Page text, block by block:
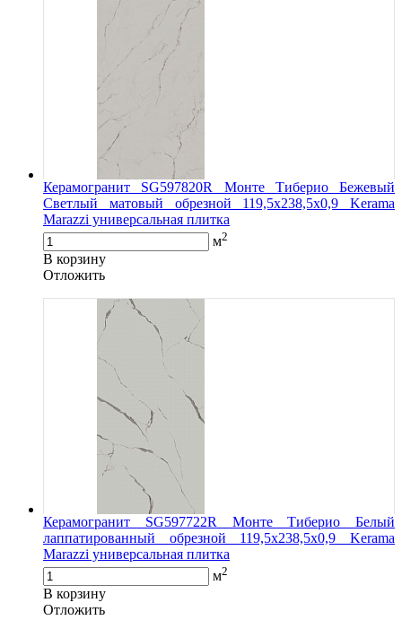
Керамогранит SG597820R Монте Тиберио Бежевый
Светлый матовый обрезной 119,5x238,5x0,9 Kerama
Marazzi универсальная плитка
м2
В корзину
Oтложить
Керамогранит SG597722R Монте Тиберио Белый
лаппатированный обрезной 119,5x238,5x0,9 Kerama
Marazzi универсальная плитка
м2
В корзину
Oтложить